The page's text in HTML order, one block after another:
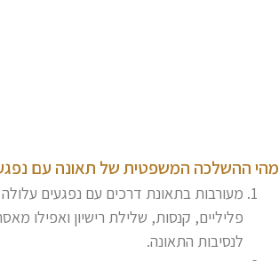
ההשלכה המשפטית של תאונה עם
מעורבות בתאונת דרכים עם נפגעים עלולה
פליליים, קנסות, שלילת רישיון ואפילו
לנסיבות התאונה.